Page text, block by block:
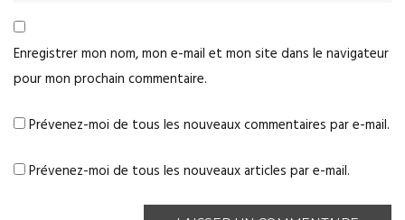
Enregistrer mon nom, mon e-mail et mon site dans le navigateur
pour mon prochain commentaire.
Prévenez-moi de tous les nouveaux commentaires par e-mail.
Prévenez-moi de tous les nouveaux articles par e-mail.